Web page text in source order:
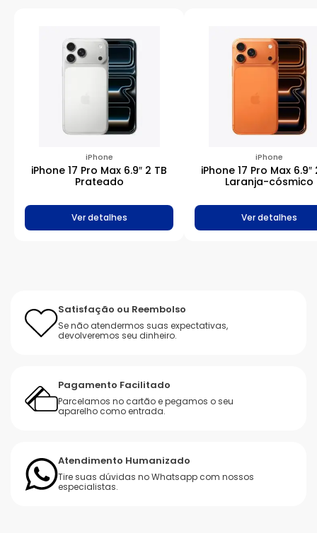
iPhone
iPhone 17 Pro Max 6.9″ 2 TB
Prateado
Ver detalhes
iPhone
iPhone 17 Pro Max 6.9″
Laranja-cósmico
Ver detalhes
Satisfação ou Reembolso
Se não atendermos suas expectativas,
devolveremos seu dinheiro.
Pagamento Facilitado
Parcelamos no cartão e pegamos o seu
aparelho como entrada.
Atendimento Humanizado
Tire suas dúvidas no Whatsapp com nossos
especialistas.